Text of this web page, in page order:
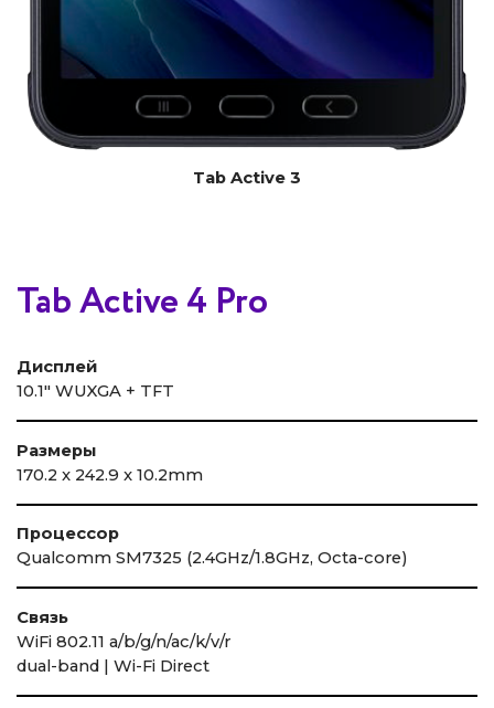
Tab Active 3
Tab Active 4 Pro
Дисплей
10.1″ WUXGA + TFT
Размеры
170.2 x 242.9 x 10.2mm
Процессор
Qualcomm SM7325 (2.4GHz/1.8GHz, Octa-core)
Связь
WiFi 802.11 a/b/g/n/ac/k/v/r
dual-band | Wi-Fi Direct